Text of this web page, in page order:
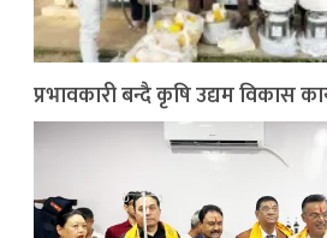
प्रभावकारी बन्दै कृषि उद्यम विकास